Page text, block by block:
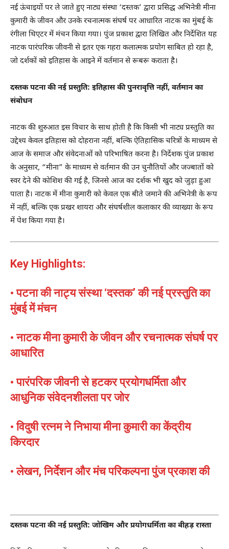
नई ऊंचाइयों पर ले जाते हुए नाट्य संस्था ‘दस्तक’ द्वारा प्रसिद्ध अभिनेत्री मीना
कुमारी के जीवन और उनके रचनात्मक संघर्ष पर आधारित नाटक का मुंबई के
रंगीला थिएटर में मंचन किया गया। पुंज प्रकाश द्वारा लिखित और निर्देशित यह
नाटक पारंपरिक जीवनी से इतर एक गहरा कलात्मक प्रयोग साबित हो रहा है,
जो दर्शकों को इतिहास के आइने में वर्तमान से रूबरू कराता है।
दस्तक पटना की नई प्रस्तुति: इतिहास की पुनरावृत्ति नहीं, वर्तमान का
संबोधन
नाटक की शुरुआत इस विचार के साथ होती है कि किसी भी नाट्य प्रस्तुति का
उद्देश्य केवल इतिहास को दोहराना नहीं, बल्कि ऐतिहासिक चरित्रों के माध्यम से
आज के समाज और संवेदनाओं को परिभाषित करना है। निर्देशक पुंज प्रकाश
के अनुसार, “मीना” के माध्यम से वर्तमान की उन चुनौतियों और जज्बातों को
स्वर देने की कोशिश की गई है, जिनसे आज का दर्शक भी खुद को जुड़ा हुआ
पाता है। नाटक में मीना कुमारी को केवल एक बीते जमाने की अभिनेत्री के रूप
में नहीं, बल्कि एक प्रखर शायरा और संघर्षशील कलाकार की व्याख्या के रूप
में पेश किया गया है।
Key Highlights:
• पटना की नाट्य संस्था ‘दस्तक’ की नई प्रस्तुति का
मुंबई में मंचन
• नाटक मीना कुमारी के जीवन और रचनात्मक संघर्ष पर
आधारित
• पारंपरिक जीवनी से हटकर प्रयोगधर्मिता और
आधुनिक संवेदनशीलता पर जोर
• विदुषी रत्नम ने निभाया मीना कुमारी का केंद्रीय
किरदार
• लेखन, निर्देशन और मंच परिकल्पना पुंज प्रकाश की
दस्तक पटना की नई प्रस्तुति: जोखिम और प्रयोगधर्मिता का बीहड़ रास्ता